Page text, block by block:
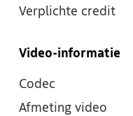
Verplichte credit
Video-informatie
Codec
Afmeting video